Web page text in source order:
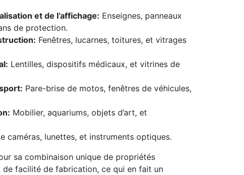
et de l’affichage: Enseignes, panneaux
de protection.
Fenêtres, lucarnes, toitures, et vitrages
Lentilles, dispositifs médicaux, et vitrines de
Pare-brise de motos, fenêtres de véhicules,
Mobilier, aquariums, objets d’art, et
caméras, lunettes, et instruments optiques.
sa combinaison unique de propriétés
facilité de fabrication, ce qui en fait un